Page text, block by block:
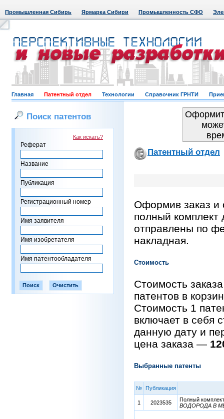
Промышленная Сибирь Ярмарка Сибири Промышленность СФО
Главная Патентный отдел Технологии Справочник ГРНТИ
Поиск патентов
Как искать?
Реферат
Название
Публикация
Регистрационный номер
Имя заявителя
Имя изобретателя
Имя патентообладателя
Патентный отдел
Оформив заказ и
полный комплект
отправлены по
накладная.
Стоимость
Стоимость
патентов в
Стоимость 1
включает в себя
данную дату и
цена заказа —
Выбранные патенты
№ Публикация
1 2023535
Полный
ВОДОРОДА В